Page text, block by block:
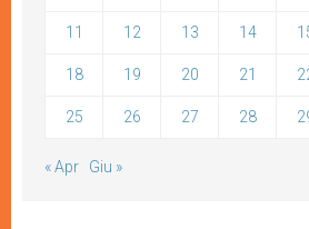
11 12 13 14
18 19 20 21
25 26 27 28
« Apr Giu »